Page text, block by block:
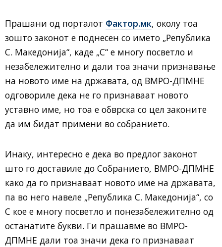
Прашани од порталот Фактор.мк, околу тоа
зошто законот е поднесен со името „Република
С. Македонија“, каде „С“ е многу посветло и
незабележително и дали тоа значи признавање
на новото име на државата, од ВМРО-ДПМНЕ
одговориле дека не го признаваат новото
уставно име, но тоа е обврска со цел законите
да им бидат примени во собранието.
Инаку, интересно е дека во предлог законот
што го доставиле до Собранието, ВМРО-ДПМНЕ
како да го признаваат новото име на државата,
па во него навеле „Република С. Македонија“, со
С кое е многу посветло и понезабележително од
останатите букви. Ги прашавме во ВМРО-
ДПМНЕ дали тоа значи дека го признаваат